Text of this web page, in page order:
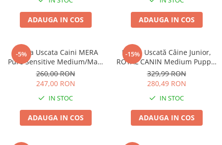
ADAUGA IN COS ADAUGA IN COS
-5%
Hrana Uscata Caini MERA
Pure Sensitive Medium/Maxi
Adult Curcan si Orez 12,5kg
260,00 RON
247,00 RON
IN STOC
ADAUGA IN COS
-15%
Hrană Uscată Câine Junior,
ROYAL CANIN Medium Puppy,
12kg
329,99 RON
280,49 RON
IN STOC
ADAUGA IN COS